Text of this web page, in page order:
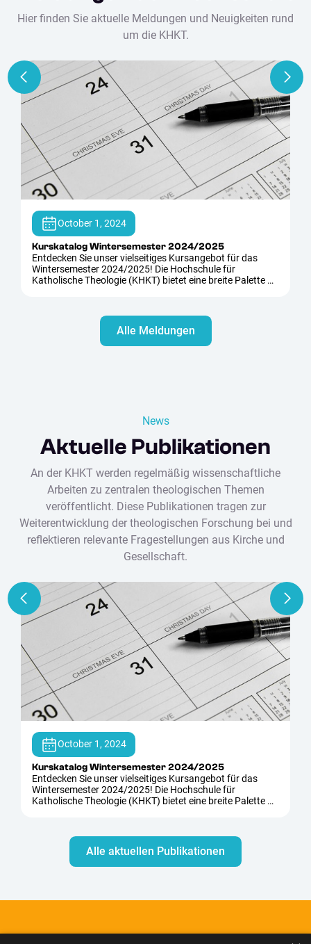
Hier finden Sie aktuelle Meldungen und Neuigkeiten rund
um die KHKT.
October 1, 2024
Kurskatalog Wintersemester 2024/2025
Entdecken Sie unser vielseitiges Kursangebot für das
Wintersemester 2024/2025! Die Hochschule für
Katholische Theologie (KHKT) bietet eine breite Palette an
Alle Meldungen
News
Aktuelle Publikationen
An der KHKT werden regelmäßig wissenschaftliche
Arbeiten zu zentralen theologischen Themen
veröffentlicht. Diese Publikationen tragen zur
Weiterentwicklung der theologischen Forschung bei und
reflektieren relevante Fragestellungen aus Kirche und
Gesellschaft.
October 1, 2024
Kurskatalog Wintersemester 2024/2025
Entdecken Sie unser vielseitiges Kursangebot für das
Wintersemester 2024/2025! Die Hochschule für
Katholische Theologie (KHKT) bietet eine breite Palette an
Alle aktuellen Publikationen